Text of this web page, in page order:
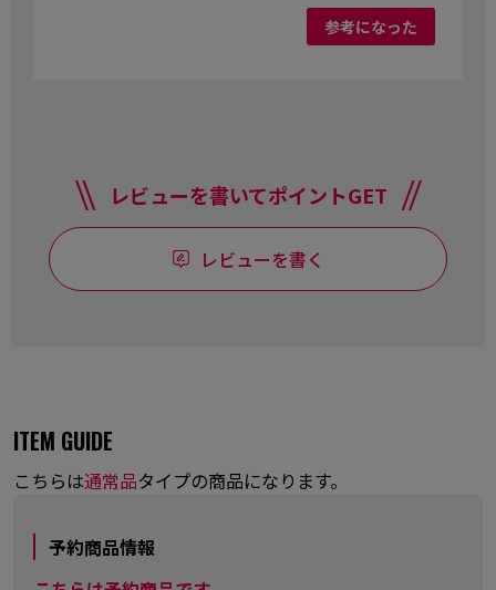
参考になった
レビューを書いてポイントGET
レビューを書く
ITEM GUIDE
こちらは通常品タイプの商品になります。
予約商品情報